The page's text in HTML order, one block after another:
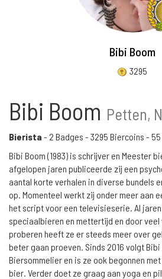
Bibi Boom
3295
Bibi Boom Petten,
Bierista - 2 Badges - 3295 Biercoins -
Bibi Boom (1983) is schrijver en Meester
afgelopen jaren publiceerde zij een
aantal korte verhalen in diverse bundels
op. Momenteel werkt zij onder meer aan
het script voor een televisieserie. Al
speciaalbieren en mettertijd en door
proberen heeft ze er steeds meer over
beter gaan proeven. Sinds 2016 volgt
Biersommelier en is ze ook begonnen
bier. Verder doet ze graag aan yoga en